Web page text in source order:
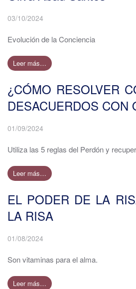
03/10/2024
Evolución de la Conciencia
Leer más…
¿CÓMO RESOLVER
DESACUERDOS CON
01/09/2024
Utiliza las 5 reglas del Perdón y
Leer más…
EL PODER DE LA
LA RISA
01/08/2024
Son vitaminas para el alma.
Leer más…